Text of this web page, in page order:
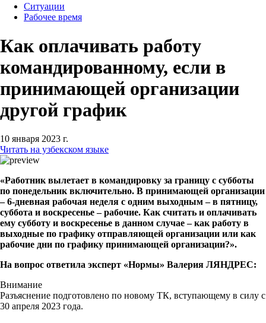
Ситуации
Рабочее время
Как оплачивать работу
командированному, если в
принимающей организации
другой график
10 января 2023 г.
Читать на узбекском языке
«Работник вылетает в командировку за границу с субботы
по понедельник включительно. В принимающей организации
– 6-дневная рабочая неделя с одним выходным – в пятницу,
суббота и воскресенье – рабочие. Как считать и оплачивать
ему субботу и воскресенье в данном случае – как работу в
выходные по графику отправляющей организации или как
рабочие дни по графику принимающей организации?».
На вопрос ответила эксперт «Нормы» Валерия ЛЯНДРЕС:
Внимание
Разъяснение подготовлено по новому ТК, вступающему в силу с
30 апреля 2023 года.